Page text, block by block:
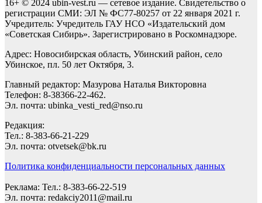
16+ © 2024 ubin-vest.ru — сетевое издание. Свидетельство о
регистрации СМИ: ЭЛ № ФС77-80257 от 22 января 2021 г.
Учредитель: Учредитель ГАУ НСО «Издательский дом
«Советская Сибирь». Зарегистрировано в Роскомнадзоре.
Адрес: Новосибирская область, Убинский район, село
Убинское, пл. 50 лет Октября, 3.
Главный редактор: Мазурова Наталья Викторовна
Телефон: 8-38366-22-462.
Эл. почта: ubinka_vesti_red@nso.ru
Редакция:
Тел.: 8-383-66-21-229
Эл. почта: otvetsek@bk.ru
Политика конфиденциальности персональных данных
Реклама: Тел.: 8-383-66-22-519
Эл. почта: redakciy2011@mail.ru